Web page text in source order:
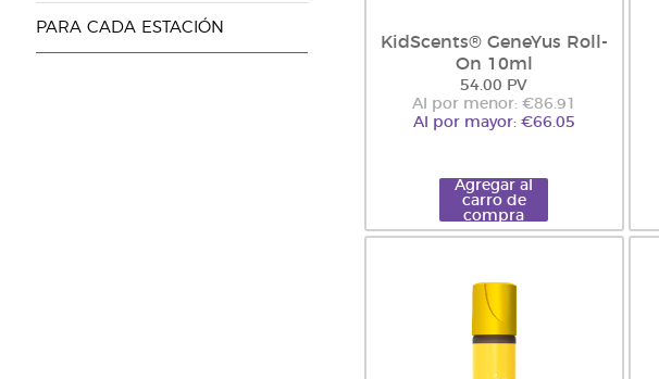
PARA CADA ESTACIÓN
KidScents® GeneYus Roll-
On 10ml
54.00 PV
Al por menor: €86.91
Al por mayor: €66.05
Agregar al
carro de
compra